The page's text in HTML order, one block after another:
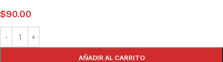
$90.00
AÑADIR AL CARRITO